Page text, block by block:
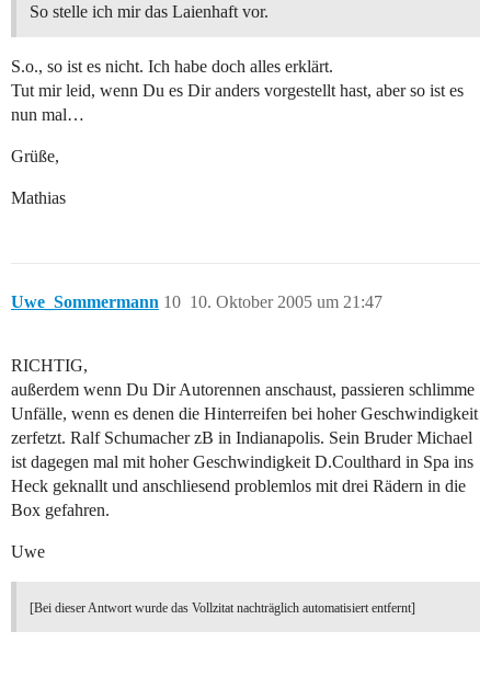
So stelle ich mir das Laienhaft vor.
S.o., so ist es nicht. Ich habe doch alles erklärt.
Tut mir leid, wenn Du es Dir anders vorgestellt hast, aber so ist es
nun mal…
Grüße,
Mathias
Uwe_Sommermann 10. Oktober 2005 um 21:47
10
RICHTIG,
außerdem wenn Du Dir Autorennen anschaust, passieren schlimme
Unfälle, wenn es denen die Hinterreifen bei hoher Geschwindigkeit
zerfetzt. Ralf Schumacher zB in Indianapolis. Sein Bruder Michael
ist dagegen mal mit hoher Geschwindigkeit D.Coulthard in Spa ins
Heck geknallt und anschliesend problemlos mit drei Rädern in die
Box gefahren.
Uwe
[Bei dieser Antwort wurde das Vollzitat nachträglich automatisiert entfernt]